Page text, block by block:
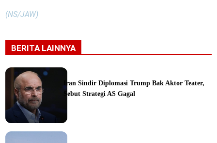
(NS/JAW)
BERITA LAINNYA
Iran Sindir Diplomasi Trump Bak Aktor Teater,
Sebut Strategi AS Gagal